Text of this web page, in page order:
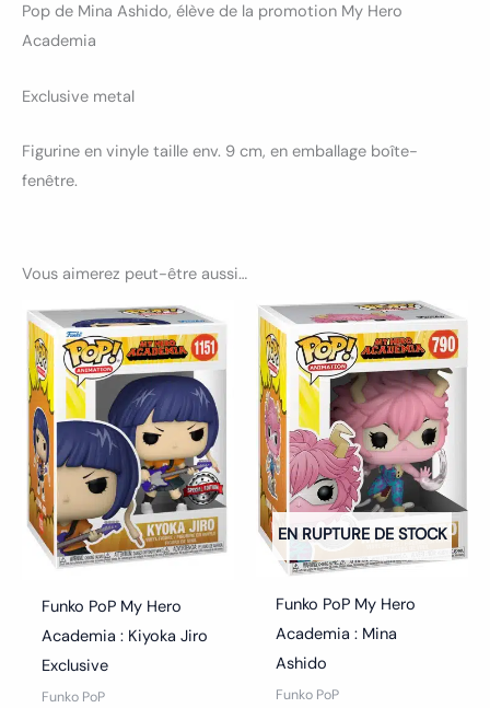
Pop de Mina Ashido, élève de la promotion My Hero
Academia
Exclusive metal
Figurine en vinyle taille env. 9 cm, en emballage boîte-
fenêtre.
Vous aimerez peut-être aussi…
Funko PoP My Hero
Academia : Kiyoka Jiro
Exclusive
Funko PoP
EN RUPTURE DE STOCK
Funko PoP My Hero
Academia : Mina
Ashido
Funko PoP